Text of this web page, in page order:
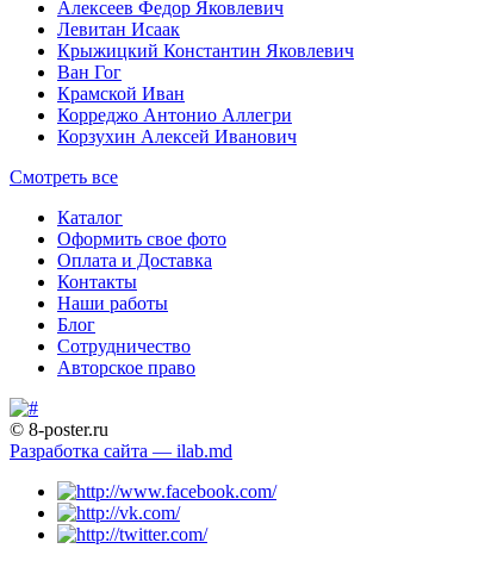
Алексеев Федор Яковлевич
Левитан Исаак
Крыжицкий Константин Яковлевич
Ван Гог
Крамской Иван
Корреджо Антонио Аллегри
Корзухин Алексей Иванович
Смотреть все
Каталог
Оформить свое фото
Оплата и Доставка
Контакты
Наши работы
Блог
Сотрудничество
Авторское право
© 8-poster.ru
Разработка сайта — ilab.md